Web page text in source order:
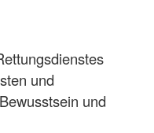
und
und